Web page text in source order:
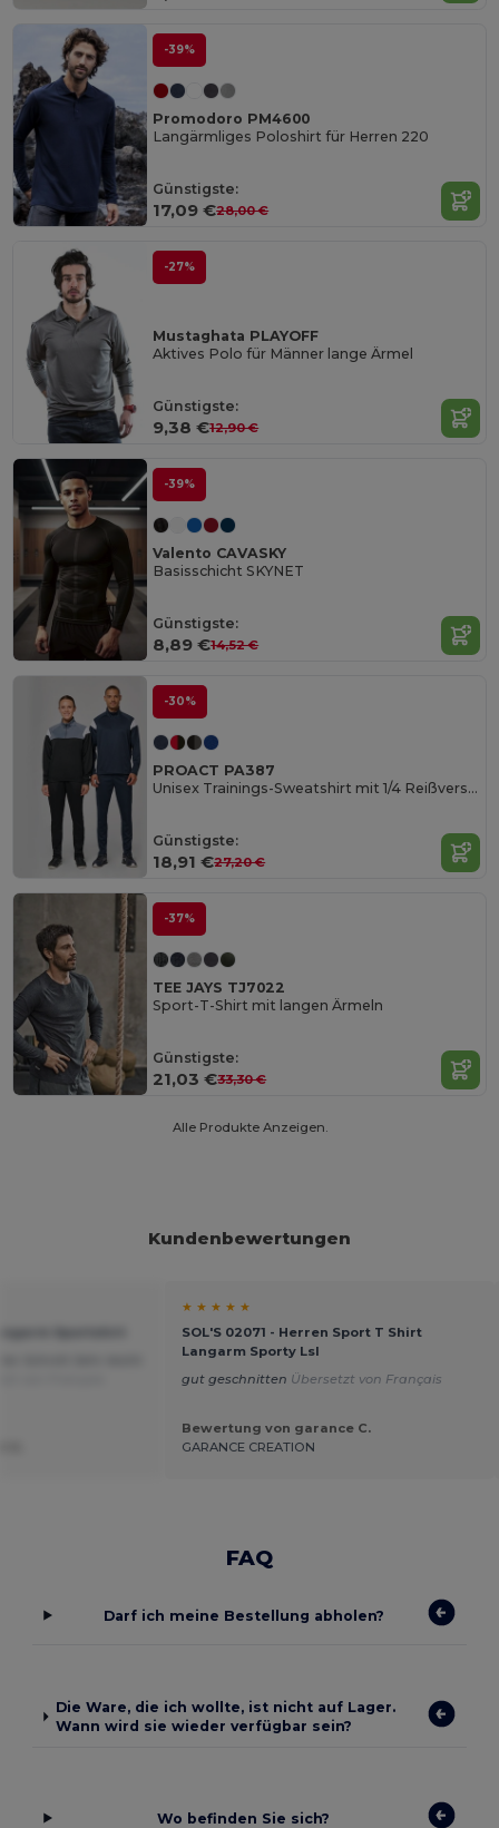
-39%
Promodoro PM4600
Langärmliges Poloshirt für Herren 220
Günstigste:
17,09 €28,00 €
-27%
Mustaghata PLAYOFF
Aktives Polo für Männer lange Ärmel
Günstigste:
9,38 €12,90 €
-39%
Valento CAVASKY
Basisschicht SKYNET
Günstigste:
8,89 €14,52 €
-30%
PROACT PA387
Unisex Trainings-Sweatshirt mit 1/4 Reißverschluss
Günstigste:
18,91 €27,20 €
-37%
TEE JAYS TJ7022
Sport-T-Shirt mit langen Ärmeln
Günstigste:
21,03 €33,30 €
Alle Produkte Anzeigen.
Kundenbewertungen
★ ★ ★ ★ ★
SOL'S 02071 - Herren Sport T Shirt
Langarm Sporty Lsl
gut geschnitten Übersetzt von Français
Bewertung von garance C.
GARANCE CREATION
FAQ
Darf ich meine Bestellung abholen?
Die Ware, die ich wollte, ist nicht auf Lager.
Wann wird sie wieder verfügbar sein?
Wo befinden Sie sich?